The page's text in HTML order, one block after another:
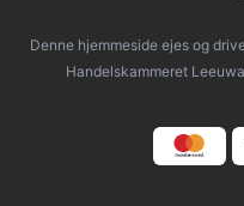
Denne hjemmeside ejes og
Handelskammeret